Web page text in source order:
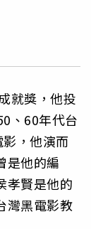
就獎，他投
、60年代台
，他演而
是他的編
孝賢是他的
灣黑電影教